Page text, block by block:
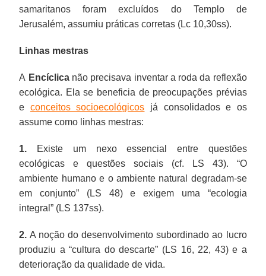
samaritanos foram excluídos do Templo de
Jerusalém, assumiu práticas corretas (Lc 10,30ss).
Linhas mestras
A Encíclicanão precisava inventar a roda da reflexão
ecológica. Ela se beneficia de preocupações prévias
e conceitos socioecológicos já consolidados e os
assume como linhas mestras:
1. Existe um nexo essencial entre questões
ecológicas e questões sociais (cf. LS 43). “O
ambiente humano e o ambiente natural degradam-se
em conjunto” (LS 48) e exigem uma “ecologia
integral” (LS 137ss).
2. A noção do desenvolvimento subordinado ao lucro
produziu a “cultura do descarte” (LS 16, 22, 43) e a
deterioração da qualidade de vida.